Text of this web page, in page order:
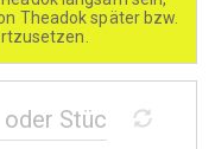
Theadok später bzw.